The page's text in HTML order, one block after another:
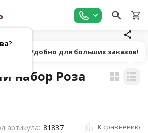
?Швейные наборы
набор Роза
артикула: 81837 К сравнению
Удобно для больших заказов!